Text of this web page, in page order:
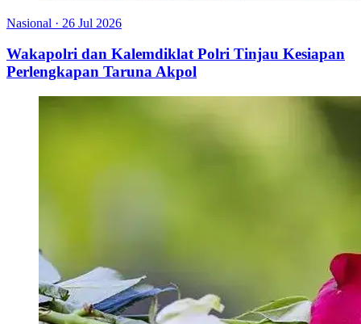
Nasional · 26 Jul 2026
Wakapolri dan Kalemdiklat Polri Tinjau Kesiapan
Perlengkapan Taruna Akpol